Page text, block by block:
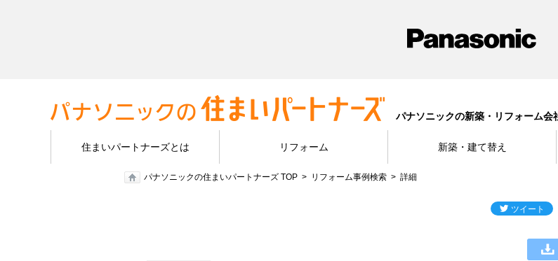
パナソニックの新築・リフォーム会
住まいパートナーズとは リフォーム 新築・建て替え
パナソニックの住まいパートナーズ TOP リフォーム事例検索 詳細